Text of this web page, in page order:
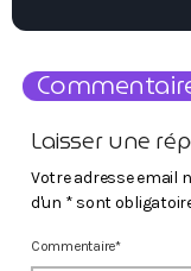
Laisser une
Votre adresse email
d'un * sont
Commentaire*